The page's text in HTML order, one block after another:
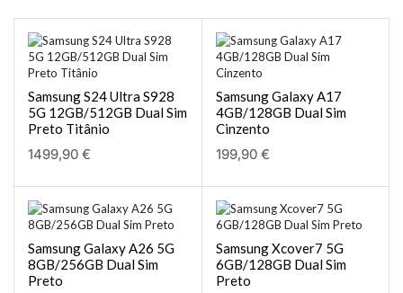
Samsung S24 Ultra S928
5G 12GB/512GB Dual Sim
Preto Titânio
1499,90 €
Samsung Galaxy A17
4GB/128GB Dual Sim
Cinzento
199,90 €
Samsung Galaxy A26 5G
8GB/256GB Dual Sim
Preto
Samsung Xcover7 5G
6GB/128GB Dual Sim
Preto